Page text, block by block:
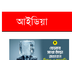
আইডিয়া